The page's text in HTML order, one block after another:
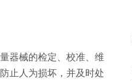
器械的检定、校准、维
止人为损坏，并及时处